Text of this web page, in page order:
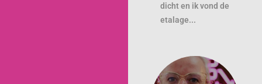
dicht en ik vond de
etalage...